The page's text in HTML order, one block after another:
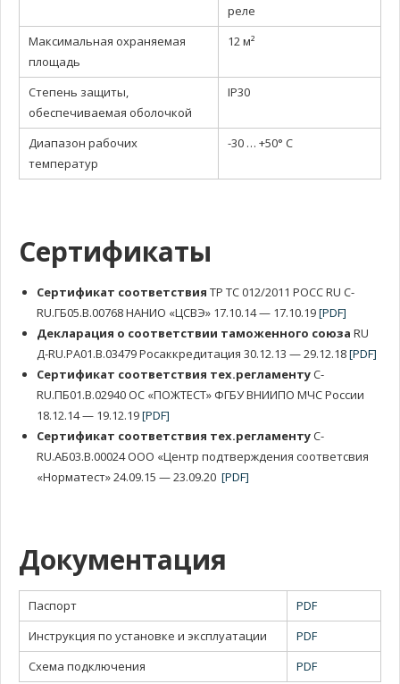
реле
Максимальная охраняемая
площадь
12 м²
Степень защиты,
обеспечиваемая оболочкой
IP30
Диапазон рабочих
температур
-30 … +50° С
Сертификаты
Сертификат соответствия ТР ТС 012/2011 РОСС RU C-
RU.ГБ05.В.00768 НАНИО «ЦСВЭ» 17.10.14 — 17.10.19[PDF]
Декларация о соответствии таможенного союза RU
Д-RU.РА01.В.03479 Росаккредитация 30.12.13 — 29.12.18[PDF]
Сертификат соответствия тех.регламентуC-
RU.ПБ01.B.02940 ОС «ПОЖТЕСТ» ФГБУ ВНИИПО МЧС России
18.12.14 — 19.12.19[PDF]
Сертификат соответствия тех.регламентуC-
RU.АБ03.В.00024 ООО «Центр подтверждения соответсвия
«Норматест» 24.09.15 — 23.09.20 [PDF]
Документация
Паспорт
PDF
Инструкция по установке и эксплуатации
PDF
Схема подключения
PDF